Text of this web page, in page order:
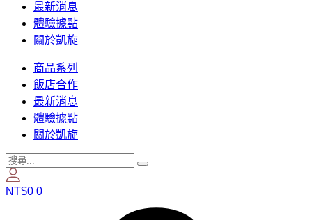
最新消息
體驗據點
關於凱旋
商品系列
飯店合作
最新消息
體驗據點
關於凱旋
NT$0 0